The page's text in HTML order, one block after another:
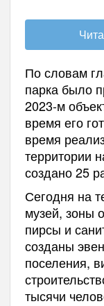
По словам
парка было
2023-м
время его
время
территории
создано 25
Сегодня на
музей, зоны
пирсы и
созданы
поселения,
тысячи